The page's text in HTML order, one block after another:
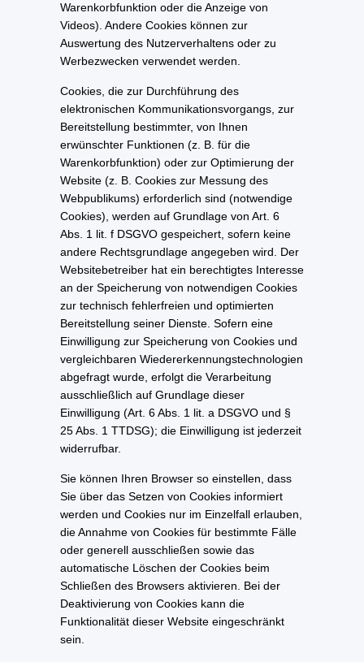
Warenkorbfunktion oder die Anzeige von
Videos). Andere Cookies können zur
Auswertung des Nutzerverhaltens oder zu
Werbezwecken verwendet werden.
Cookies, die zur Durchführung des
elektronischen Kommunikationsvorgangs, zur
Bereitstellung bestimmter, von Ihnen
erwünschter Funktionen (z. B. für die
Warenkorbfunktion) oder zur Optimierung der
Website (z. B. Cookies zur Messung des
Webpublikums) erforderlich sind (notwendige
Cookies), werden auf Grundlage von Art. 6
Abs. 1 lit. f DSGVO gespeichert, sofern keine
andere Rechtsgrundlage angegeben wird. Der
Websitebetreiber hat ein berechtigtes Interesse
an der Speicherung von notwendigen Cookies
zur technisch fehlerfreien und optimierten
Bereitstellung seiner Dienste. Sofern eine
Einwilligung zur Speicherung von Cookies und
vergleichbaren Wiedererkennungstechnologien
abgefragt wurde, erfolgt die Verarbeitung
ausschließlich auf Grundlage dieser
Einwilligung (Art. 6 Abs. 1 lit. a DSGVO und §
25 Abs. 1 TTDSG); die Einwilligung ist jederzeit
widerrufbar.
Sie können Ihren Browser so einstellen, dass
Sie über das Setzen von Cookies informiert
werden und Cookies nur im Einzelfall erlauben,
die Annahme von Cookies für bestimmte Fälle
oder generell ausschließen sowie das
automatische Löschen der Cookies beim
Schließen des Browsers aktivieren. Bei der
Deaktivierung von Cookies kann die
Funktionalität dieser Website eingeschränkt
sein.